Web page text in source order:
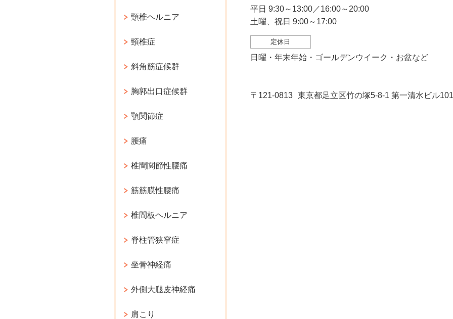
平日 9:30～13:00／16:00～20:00
土曜、祝日 9:00～17:00
定休日
日曜・年末年始・ゴールデンウイーク・お盆など
〒121-0813 東京都足立区竹の塚5-8-1 第一清水ビル
頸椎ヘルニア
頸椎症
斜角筋症候群
胸郭出口症候群
顎関節症
腰痛
椎間関節性腰痛
筋筋膜性腰痛
椎間板ヘルニア
脊柱管狭窄症
坐骨神経痛
外側大腿皮神経痛
肩こり